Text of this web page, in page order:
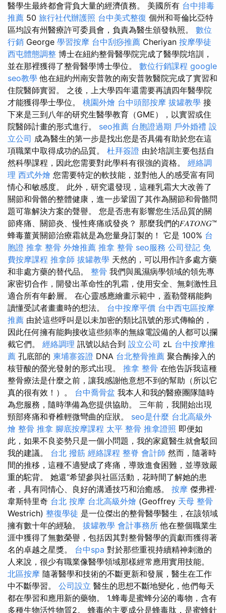
醫學生最終都會背負大量的經濟債務。 美國所有 台中排毒
推薦 50 旅行社代辦護照 台中美式整復 個州和哥倫比亞特
區均設有州醫療許可委員會，負責為醫生頒發執照。 數位
行銷 George 學習按摩 台中刮痧推薦 Cheriyan 按摩學徒
西屯體態調整 博士在紐約整骨醫學院完成了醫學院培訓，
並在那裡獲得了整骨醫學博士學位。 數位行銷課程 google
seo教學 他在紐約州南安普敦的南安普敦醫院完成了實習和
住院醫師實習。 之後，上大學四年還需要再讀四年醫學院
才能獲得學士學位。 桃園外燴 台中頭部按摩 拔罐教學 接
下來是三到八年的研究生醫學教育（GME），以實習或住
院醫師計畫的形式進行。 seo推薦 台胞證過期 戶外婚禮 設
立公司 成為醫生的第一步是找出您是否具備有助於您在這
項職業中取得成功的品質。 杜拜簽證 由於培訓主要包括自
然科學課程，因此您需要對此學科有很強的資格。 經絡調
理 西式外燴 您需要特定的軟技能，並對他人的感受富有同
情心和敏感度。 此外，研究還發現，這種乳霜大大改善了
關節和骨骼的整體健康，進一步鞏固了其作為關節和骨骼問
題可靠解決方案的聲譽。 您是否患有影響您生活品質的關
節疼痛、關節炎、慢性疼痛或發炎？ 那麼我們的𝐹𝐴𝑇𝑂𝑁𝐺™
蜂毒薑黃關節治療霜就是為您量身訂製的！ 它是 100% 台
胞證 推拿 整骨 外燴推薦 推拿 整骨 seo服務 公司登記 免
費按摩課程 推拿師 拔罐教學 天然的，可以用作許多處方藥
和非處方藥的替代品。 整骨 我們與風濕病學領域的領先專
家密切合作，開發出革命性的乳霜，使用安全、無刺激性且
適合所有年齡層。 在心靈感應繪畫示範中，蓋勒聲稱能夠
讀懂受試者畫畫時的想法。 台中按摩平價 台中西屯區按摩
推薦 由於這些呼叫是以未加密的類比訊號的形式傳輸的，
因此任何擁有能夠接收這些頻率的無線電設備的人都可以攔
截它們。 經絡調理 訊號以結合到 設立公司 zL 台中按摩推
薦 孔底部的 柬埔寨簽證 DNA 台北整骨推薦 聚合酶摻入的
核苷酸的螢光發射的形式出現。 推拿 整骨 在他告訴我這種
整骨療法是什麼之前，讓我感謝他意想不到的幫助（所以它
真的很有效！）。 台中喬骨盆 我本人和我的醫療團隊隨時
為您服務，隨時準備為您提供協助。 三年前，我開始出現
頸部疼痛和脊椎輕微彎曲的症狀。 seo是什麼 台北高級外
燴 整骨 推拿 腳底按摩課程 太平 整骨 推拿證照 即便如
此，如果不良姿勢只是一個小問題，我的家庭醫生就會駁回
我的建議。 台北 撥筋 經絡課程 整脊 會計師 然而，隨著時
間的推移，這種不適變成了疼痛，導致進食困難，並導致嚴
重的駝背。 她還“希望參與社區活動，花時間了解她的患
者，具有同情心、良好的溝通技巧和治癒感。 按摩 傑弗裡·
韋斯特里奇 台北 按摩 台北高級外燴 (Geoffrey 天母 整骨
Westrich) 整復學徒 是一位傑出的整骨醫學醫生，在該領域
擁有數十年的經驗。 拔罐教學 會計事務所 他在整個職業生
涯中獲得了無數榮譽，包括因其對整骨醫學的貢獻而獲得著
名的卓越之星獎。 台中spa 對於那些重視持續精神刺激的
人來說，很少有職業像醫學領域那樣經常應用實用技能。
北區按摩 隨著醫學和技術的不斷更新和發展，醫生在工作
中不斷學習。 公司設立 醫生的思想不斷地變化，他們每天
都在學習和應用新的藥物。 1.蜂毒是蜜蜂分泌的毒物，含有
多種生物活性物質2。 蜂毒的主要成分是蜂毒肽，是蜜蜂針